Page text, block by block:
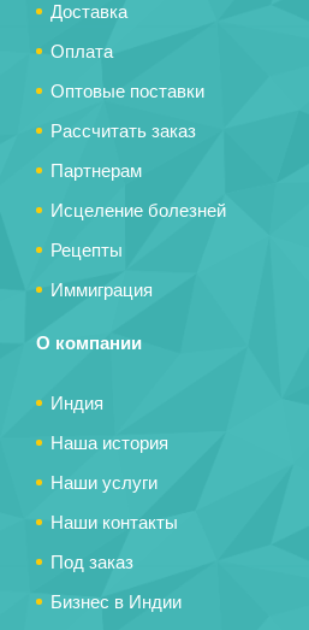
Доставка
Оплата
Оптовые поставки
Рассчитать заказ
Партнерам
Исцеление болезней
Рецепты
Иммиграция
О компании
Индия
Наша история
Наши услуги
Наши контакты
Под заказ
Бизнес в Индии